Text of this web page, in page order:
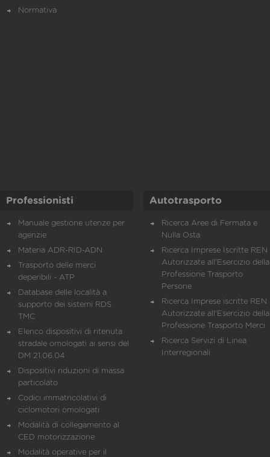
Normativa
Professionisti
Manuale gestione utenze per
agenzie
Materia ADR-RID-ADN
Trasporto delle merci
deperibili - ATP
Database delle località a
supporto dei sistemi RDS
TMC
Elenco dispositivi di ritenuta
stradale omologati ai sensi del
DM 21.06.04
Dispositivi riduzioni di massa
particolato
Codici immatricolativi di
ciclomotori omologati
Modalità di collegamento al
CED motorizzazione
Modalità operative per il
Autotrasporto
Ricerca Aree di Fermata e
Nulla Osta
Ricerca Imprese Iscritte REN
Autorizzate all'Esercizio della
Professione Trasporto
Persone
Ricerca Imprese iscritte REN
Autorizzate all'Esercizio della
Professione Trasporto Merci
Ricerca Servizi di Linea
Interregionali